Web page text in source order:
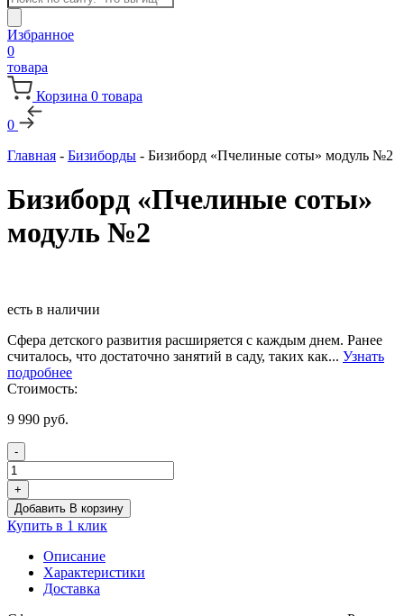
товаров
Избранное
0
товара
Корзина 0 товара
0
Главная - Бизиборды - Бизиборд «Пчелиные соты» модуль №2
Бизиборд «Пчелиные соты»
модуль №2
есть в наличии
Сфера детского развития расширяется с каждым днем. Ранее
считалось, что достаточно занятий в саду, таких как... Узнать
подробнее
Стоимость:
9 990 руб.
-
Количество
товара
Бизиборд
«Пчелиные
соты»
модуль
+
Добавить В корзину
Купить в 1 клик
Описание
Характеристики
Доставка